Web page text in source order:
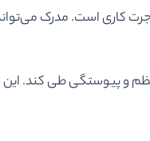
کاری است. مدرک
و پیوستگی طی کند. این